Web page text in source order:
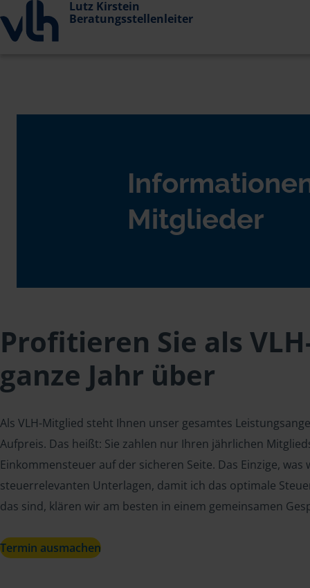
Lutz Kirstein
Beratungsstellenleiter
Mitglieder
Profitieren Sie als
ganze Jahr über
Als VLH-Mitglied steht Ihnen unser gesamtes
Aufpreis. Das heißt: Sie zahlen nur Ihren jährlichen
Einkommensteuer auf der sicheren Seite. Das Einzige,
steuerrelevanten Unterlagen, damit ich das optimale
das sind, klären wir am besten in einem gemeinsamen
Termin ausmachen